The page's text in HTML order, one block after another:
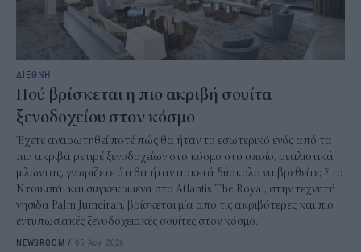
ΔΙΕΘΝΗ
Πού βρίσκεται η πιο ακριβή σουίτα
ξενοδοχείου στον κόσμο
Έχετε αναρωτηθεί ποτέ πώς θα ήταν το εσωτερικό ενός από τα
πιο ακριβά ρετιρέ ξενοδοχείων στο κόσμο στο οποίο, ρεαλιστικά
μιλώντας, γνωρίζετε ότι θα ήταν αρκετά δύσκολο να βρεθείτε; Στο
Ντουμπάι και συγκεκριμένα στο Atlantis The Royal, στην τεχνητή
νησίδα Palm Jumeirah, βρίσκεται μία από τις ακριβότερες και πιο
εντυπωσιακές ξενοδοχειακές σουίτες στον κόσμο.
NEWSROOM / 05 Αυγ 2026